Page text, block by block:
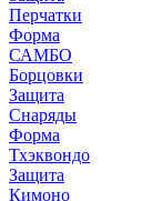
Перчатки
Форма
САМБО
Борцовки
Защита
Снаряды
Форма
Тхэквондо
Защита
Кимоно